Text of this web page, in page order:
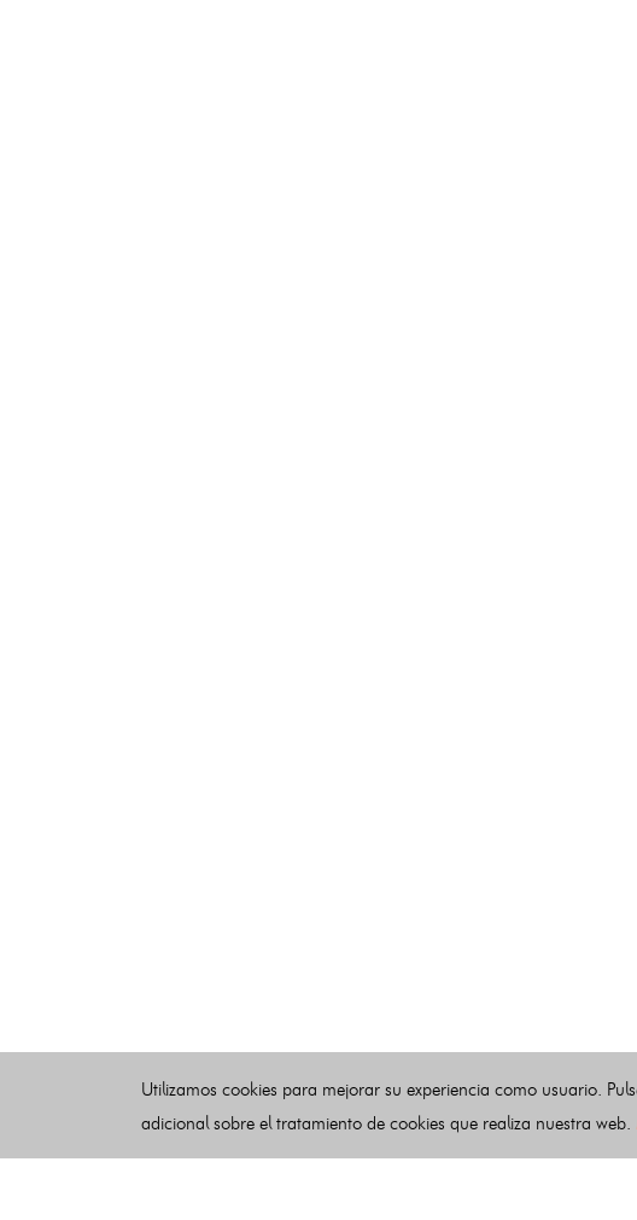
Utilizamos cookies para mejorar su experiencia como usuario.
adicional sobre el tratamiento de cookies que realiza nuestra web.